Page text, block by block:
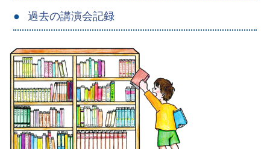
過去の講演会記録